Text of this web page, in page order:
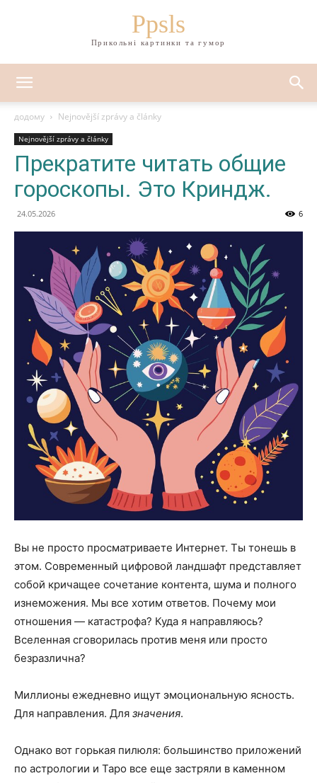
Ppsls
Прикольні картинки та гумор
додому Nejnovější zprávy a články
Nejnovější zprávy a články
Прекратите читать общие
гороскопы. Это Криндж.
24.05.2026 6
Вы не просто просматриваете Интернет. Ты тонешь в
этом. Современный цифровой ландшафт представляет
собой кричащее сочетание контента, шума и полного
изнеможения. Мы все хотим ответов. Почему мои
отношения — катастрофа? Куда я направляюсь?
Вселенная сговорилась против меня или просто
безразлична?
Миллионы ежедневно ищут эмоциональную ясность.
Для направления. Для значения.
Однако вот горькая пилюля: большинство приложений
по астрологии и Таро все еще застряли в каменном